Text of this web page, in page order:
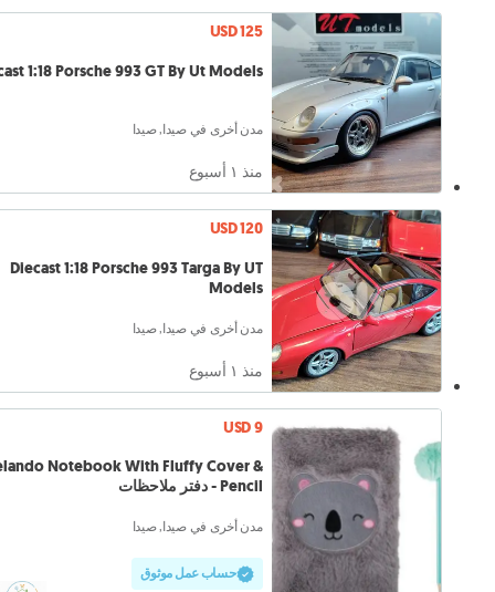
USD 125
1:18 Porsche 993 GT By Ut Models
مدن أخرى في صيدا, صيدا
منذ ١ أسبوع
USD 120
Diecast 1:18 Porsche 993 Targa By UT
Models
مدن أخرى في صيدا, صيدا
منذ ١ أسبوع
USD 9
Notebook With Fluffy Cover &
Pencil - دفتر ملاحظات
مدن أخرى في صيدا, صيدا
حساب عمل موثوق